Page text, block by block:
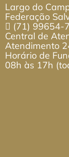
Largo do
Federação
(71) 99654-
Central de
Atendimento
Horário de
08h às 17h